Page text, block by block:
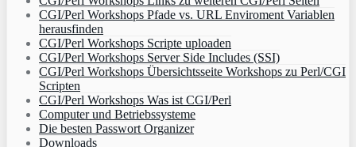
CGI/Perl Workshops Pfade vs. URL Enviroment Variablen
herausfinden
CGI/Perl Workshops Scripte uploaden
CGI/Perl Workshops Server Side Includes (SSI)
CGI/Perl Workshops Übersichtsseite Workshops zu Perl/CGI
Scripten
CGI/Perl Workshops Was ist CGI/Perl
Computer und Betriebssysteme
Die besten Passwort Organizer
Downloads